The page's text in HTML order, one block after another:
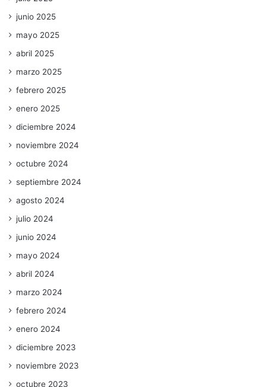
junio 2025
mayo 2025
abril 2025
marzo 2025
febrero 2025
enero 2025
diciembre 2024
noviembre 2024
octubre 2024
septiembre 2024
agosto 2024
julio 2024
junio 2024
mayo 2024
abril 2024
marzo 2024
febrero 2024
enero 2024
diciembre 2023
noviembre 2023
octubre 2023